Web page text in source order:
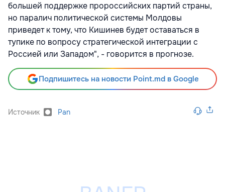
большей поддержке пророссийских партий страны,
но паралич политической системы Молдовы
приведет к тому, что Кишинев будет оставаться в
тупике по вопросу стратегической интеграции с
Россией или Западом", - говорится в прогнозе.
Подпишитесь на новости Point.md в Google
Источник Pan